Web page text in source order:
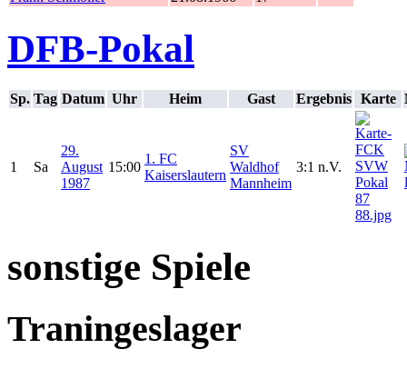
DFB-Pokal
Sp. Tag Datum Uhr Heim Gast Ergebnis Karte
1 Sa
29.
August
1987
15:00
1. FC
Kaiserslautern
SV
Waldhof
Mannheim
3:1 n.V.
sonstige Spiele
Traningeslager